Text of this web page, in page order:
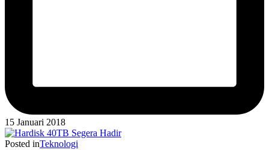
15 Januari 2018
Posted inTeknologi